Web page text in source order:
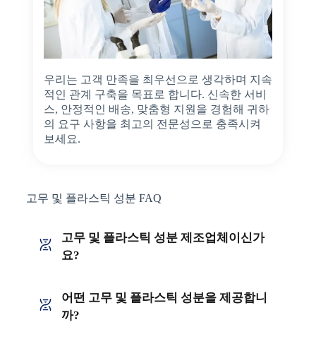
우리는 고객 만족을 최우선으로 생각하며 지속
적인 관계 구축을 목표로 합니다. 신속한 서비
스, 안정적인 배송, 맞춤형 지원을 경험해 귀하
의 요구 사항을 최고의 전문성으로 충족시켜
보세요.
고무 및 플라스틱 성분 FAQ
고무 및 플라스틱 성분 제조업체이신가
요?
어떤 고무 및 플라스틱 성분을 제공합니
까?